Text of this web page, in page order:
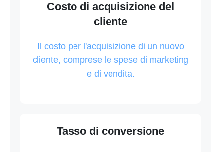
Costo di acquisizione del
cliente
Il costo per l'acquisizione di un nuovo
cliente, comprese le spese di marketing
e di vendita.
Tasso di conversione